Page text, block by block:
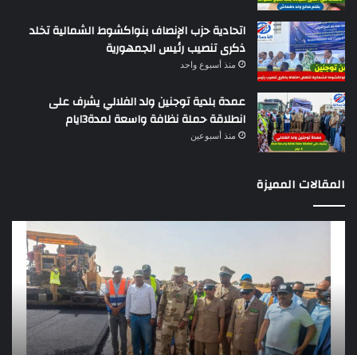
اتحادية حزب الإنصاف بنواكشوط الشمالية تخلد
ذكرى تنصيب رئيس الجمهورية
منذ أسبوع واحد
عمدة بلدية توجنين ولد الفلالي يشرف على
انطلاقة حملة نظافة واسعة لمدة3ايام
منذ أسبوعين
المقالات المميزة
اشغال
بناء
طريق
باركيول-
الصواطه